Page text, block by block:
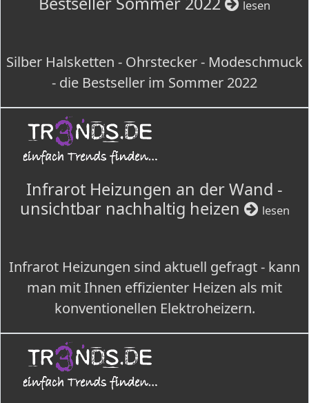
lesen
Silber Halsketten - Ohrstecker - Modeschmuck
- die Bestseller im Sommer 2022
Infrarot Heizungen an der Wand -
unsichtbar nachhaltig heizen
lesen
Infrarot Heizungen sind aktuell gefragt - kann
man mit Ihnen effizienter Heizen als mit
konventionellen Elektroheizern.